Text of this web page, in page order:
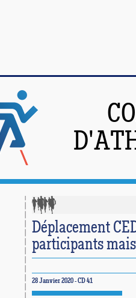
Déplacement
participants
28 Janvier 2020 - CD 41